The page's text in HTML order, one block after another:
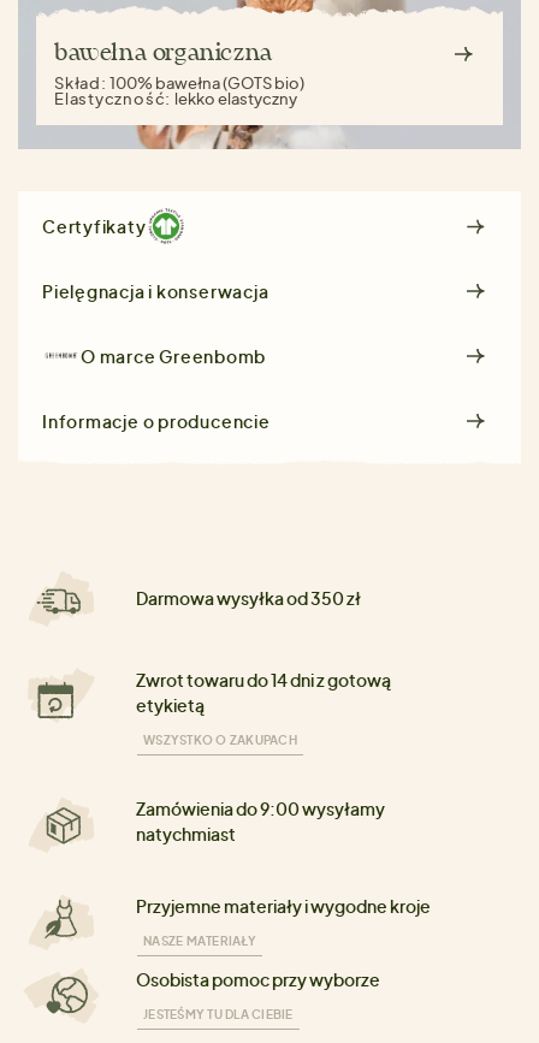
bawełna organiczna
Skład:100% bawełna (GOTS bio)
Elastyczność: lekko elastyczny
Certyfikaty
Pielęgnacja i konserwacja
O marceGreenbomb
Informacje o producencie
Darmowa wysyłka od 350 zł
Zwrot towaru do 14 dni z gotową
etykietą
WSZYSTKO O ZAKUPACH
Zamówienia do 9:00 wysyłamy
natychmiast
Przyjemne materiały i wygodne kroje
NASZE MATERIAŁY
Osobista pomoc przy wyborze
JESTEŚMY TU DLA CIEBIE